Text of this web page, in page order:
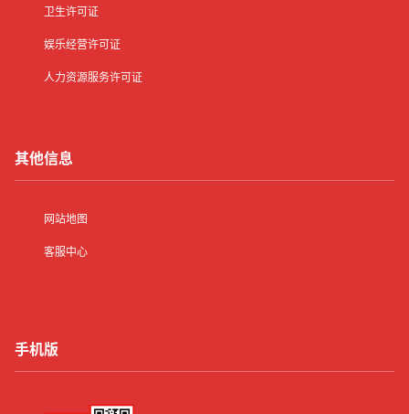
卫生许可证
娱乐经营许可证
人力资源服务许可证
其他信息
网站地图
客服中心
手机版